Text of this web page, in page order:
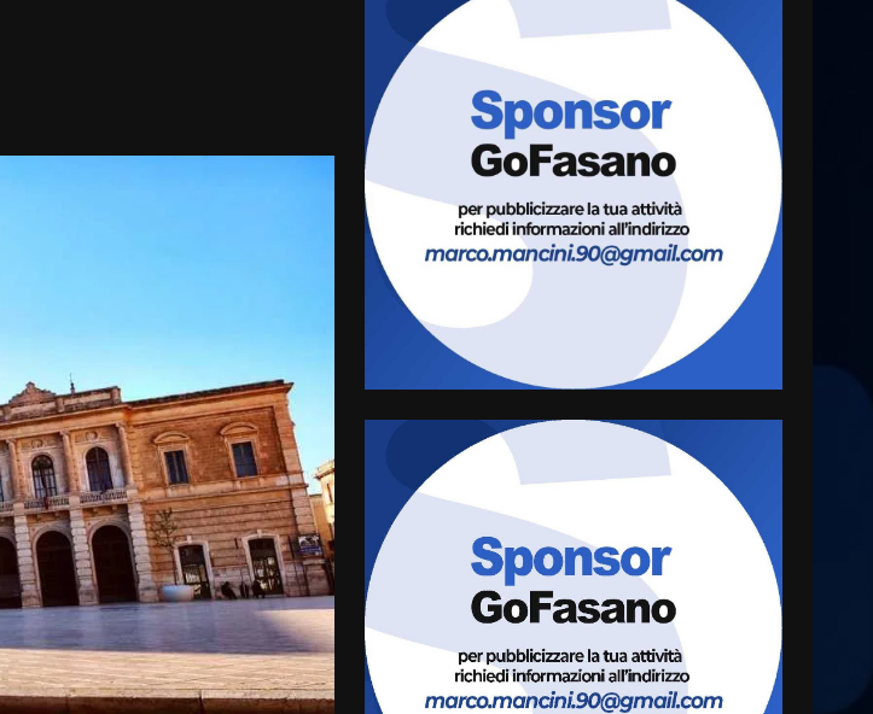
Fasanese ferito a colpi di
arma da fuoco
6 Agosto 2026 18:13
4
Carta d’identità: continua il
piano di aperture
straordinarie del Comune di
Fasano
6 Agosto 2026 14:16
5
Grazia Neglia, coordinatrice
cittadina di Fratelli d’Italia,
pronta a tornare in Consiglio
6 Agosto 2026 08:00
Cura dei beni comuni e
cittadinanza attiva: online
l’avviso per la gestione
condivisa della Villetta di
Laureto
6 Agosto 2026 06:20
La magia del Minareto e la
prima assoluta de “L’Albergo
Belvedere. Il rapimento”